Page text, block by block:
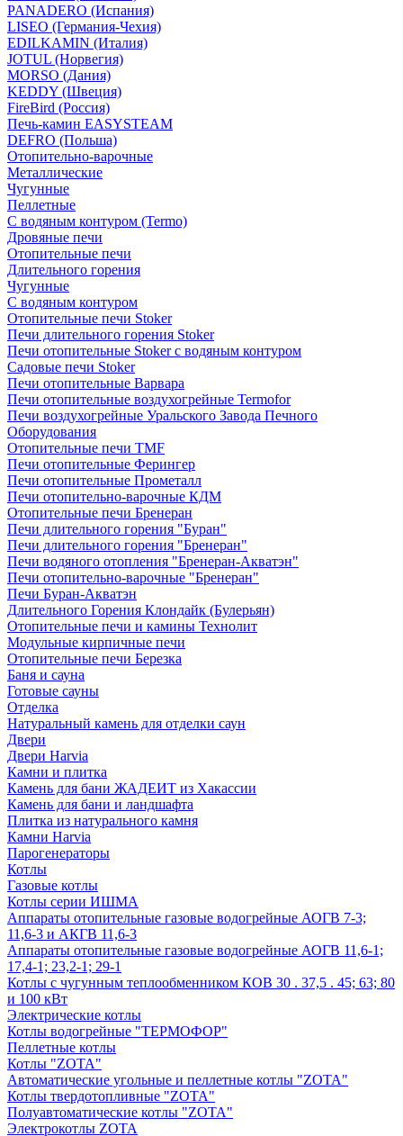
PANADERO (Испания)
LISEO (Германия-Чехия)
EDILKAMIN (Италия)
JOTUL (Норвегия)
MORSO (Дания)
KEDDY (Швеция)
FireBird (Россия)
Печь-камин EASYSTEAM
DEFRO (Польша)
Отопительно-варочные
Металлические
Чугунные
Пеллетные
С водяным контуром (Termo)
Дровяные печи
Отопительные печи
Длительного горения
Чугунные
C водяным контуром
Отопительные печи Stoker
Печи длительного горения Stoker
Печи отопительные Stoker с водяным контуром
Садовые печи Stoker
Печи отопительные Варвара
Печи отопительные воздухогрейные Termofor
Печи воздухогрейные Уральского Завода Печного
Оборудования
Отопительные печи TMF
Печи отопительные Ферингер
Печи отопительные Прометалл
Печи отопительно-варочные КДМ
Отопительные печи Бренеран
Печи длительного горения "Буран"
Печи длительного горения "Бренеран"
Печи водяного отопления "Бренеран-Акватэн"
Печи отопительно-варочные "Бренеран"
Печи Буран-Акватэн
Длительного Горения Клондайк (Булерьян)
Отопительные печи и камины Технолит
Модульные кирпичные печи
Отопительные печи Березка
Баня и сауна
Готовые сауны
Отделка
Натуральный камень для отделки саун
Двери
Двери Harvia
Камни и плитка
Камень для бани ЖАДЕИТ из Хакассии
Камень для бани и ландшафта
Плитка из натурального камня
Камни Harvia
Парогенераторы
Котлы
Газовые котлы
Котлы серии ИШМА
Аппараты отопительные газовые водогрейные АОГВ 7-3;
11,6-3 и АКГВ 11,6-3
Аппараты отопительные газовые водогрейные АОГВ 11,6-1;
17,4-1; 23,2-1; 29-1
Котлы с чугунным теплообменником КОВ 30 . 37,5 . 45; 63; 80
и 100 кВт
Электрические котлы
Котлы водогрейные "ТЕРМОФОР"
Пеллетные котлы
Котлы "ZOTA"
Автоматические угольные и пеллетные котлы "ZOTA"
Котлы твердотопливные "ZOTA"
Полуавтоматические котлы "ZOTA"
Электрокотлы ZOTA